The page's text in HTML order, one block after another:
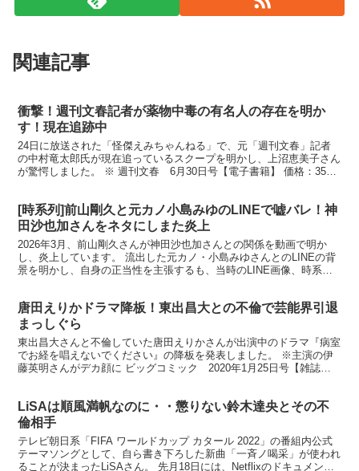
関連記事
衝撃！週刊文春記者が薬物中毒の有名人の存在を明か
す！現在追跡中
24日に放送された「怪傑えみちゃんねる」で、元「週刊文春」記者
の中村竜太郎氏が現在追っているスクープを明かし、上沼恵美子さん
が驚愕しました。 ※ 週刊文春 6月30日号【電子書籍】 価格：350
[時系列]前山剛久と元カノ小島みゆのLINEで嘘バレ！神
田沙也加さんをネタにしまた炎上
2026年3月、前山剛久さんが神田沙也加さんとの関係を動画で明か
し、炎上しています。 流出した元カノ・小島みゆさんとのLINEの背
景を明かし、自身の正当性を主張するも、当時のLINE画像、時系列
唐田えりかドラマ降板！東出昌大との不倫で芸能界引退
まっしぐら
東出昌大さんと不倫していた唐田えりかさんが出演中のドラマ『病室
でお経を唱えないでください』の降板を発表しました。 ※主演の伊
藤英明さんがデカ顔に ビッグコミック 2020年1月25日号【雑誌】
LiSAは順風満帆なのに・・懲りない鈴木達央とその不
倫相手
テレビ朝日系「FIFA ワールドカップ カタール 2022」の番組内公式
テーマソングとして、自ら書き下ろした新曲「一斉ノ喝采」が使われ
ることが決まったLiSAさん。 先月18日には、Netflixのドキュメンタ